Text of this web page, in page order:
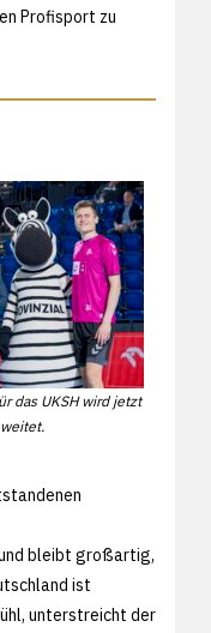
Profisport zu
das UKSH wird jetzt
bleibt großartig,
ist
unterstreicht der